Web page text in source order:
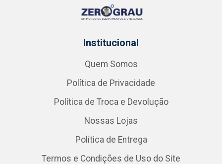
Institucional
Quem Somos
Política de Privacidade
Política de Troca e Devolução
Nossas Lojas
Política de Entrega
Termos e Condições de Uso do Site